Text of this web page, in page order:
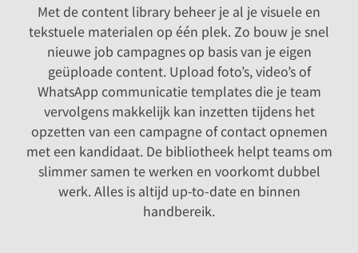
Met de content library beheer je al je visuele en
tekstuele materialen op één plek. Zo bouw je snel
nieuwe job campagnes op basis van je eigen
geüploade content. Upload foto’s, video’s of
WhatsApp communicatie templates die je team
vervolgens makkelijk kan inzetten tijdens het
opzetten van een campagne of contact opnemen
met een kandidaat. De bibliotheek helpt teams om
slimmer samen te werken en voorkomt dubbel
werk. Alles is altijd up-to-date en binnen
handbereik.